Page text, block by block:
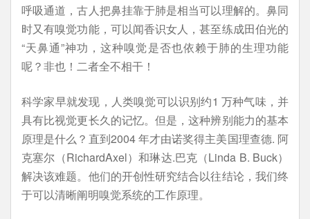
呼吸通道，古人把鼻挂靠于肺是相当可以理解的。鼻同
时又有嗅觉功能，可以闻香识女人，甚至练成田伯光的
“天鼻通”神功，这种嗅觉是否也依赖于肺的生理功能
呢？非也！二者全不相干！
科学家早就发现，人类嗅觉可以识别约1 万种气味，并
具有比视觉更长久的记忆。但是，这种辨别能力的基本
原理是什么？直到2004 年才由诺奖得主美国理查德. 阿
克塞尔（RichardAxel）和琳达.巴克（Linda B. Buck）
解决该难题。他们的开创性研究结合以往结论，我们终
于可以清晰阐明嗅觉系统的工作原理。